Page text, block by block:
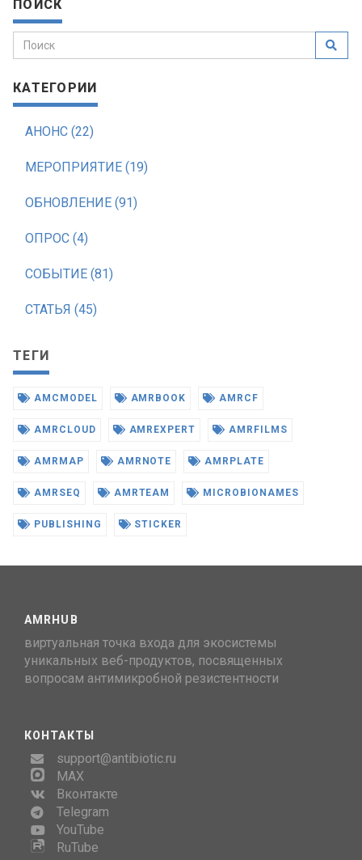
ПОИСК
КАТЕГОРИИ
АНОНС (22)
МЕРОПРИЯТИЕ (19)
ОБНОВЛЕНИЕ (91)
ОПРОС (4)
СОБЫТИЕ (81)
СТАТЬЯ (45)
ТЕГИ
AMCMODEL AMRBOOK AMRCF
AMRCLOUD AMREXPERT AMRFILMS
AMRMAP AMRNOTE AMRPLATE
AMRSEQ AMRTEAM MICROBIONAMES
PUBLISHING STICKER
AMRHUB
виртуальная точка входа для экосистемы
уникальных веб-продуктов, посвященных
вопросам антимикробной резистентности
КОНТАКТЫ
support@antibiotic.ru
MAX
Вконтакте
Telegram
YouTube
RuTube